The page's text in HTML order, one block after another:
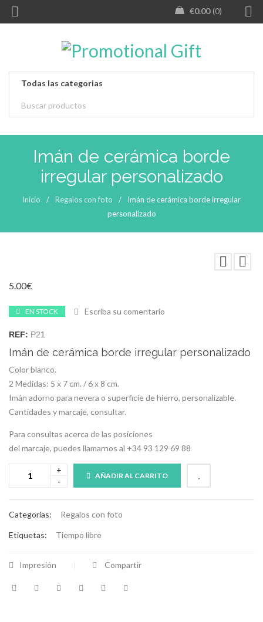
0.00
€ 0
Imán de cerámica borde
irregular personalizado
Inicio / Regalos con foto /
Imán de cerámica borde irregular
personalizado
5.00€
EN STOCK Escriba su comentario
REF: P21
Imán de cerámica borde irregular personalizado
Color blanco.
2 Medidas: 5 x 7 cm. / 6 x 8 cm.
Imán adorno para nevera o superficie de hierro, personalizable.
Cantidades y marcaje, consultar.
Para consultas acerca de las posiciones
del marcaje, puedes llamarnos al +34 93 129 69 88
AÑADIR AL CARRITO
Categorías: Regalos con foto
Etiquetas: Tiempo libre
Impresión Compartir